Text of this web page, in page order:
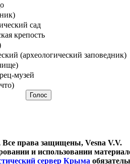
сад
крепость
(археологический заповедник)
музей
Все права защищены, Vesna V.V.
и использовании
сервер Крыма